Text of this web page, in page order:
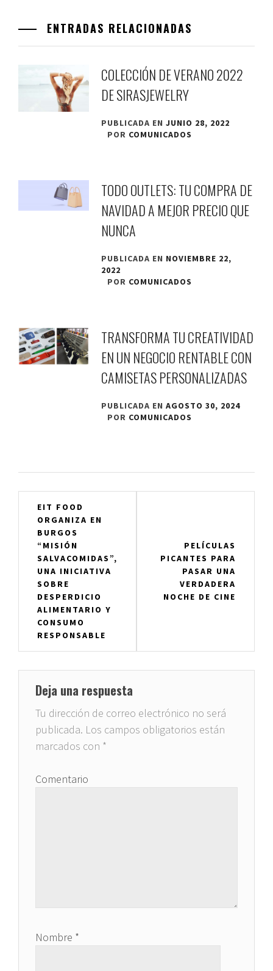
ENTRADAS RELACIONADAS
COLECCIÓN DE VERANO 2022
DE SIRASJEWELRY
PUBLICADA ENJUNIO 28, 2022
POR COMUNICADOS
TODO OUTLETS: TU COMPRA DE
NAVIDAD A MEJOR PRECIO QUE
NUNCA
PUBLICADA EN NOVIEMBRE 22,
2022
POR COMUNICADOS
TRANSFORMA TU CREATIVIDAD
EN UN NEGOCIO RENTABLE CON
CAMISETAS PERSONALIZADAS
PUBLICADA ENAGOSTO 30, 2024
POR COMUNICADOS
Navegación
entradas
EIT FOOD
ORGANIZA EN
BURGOS
“MISIÓN
SALVACOMIDAS”,
UNA INICIATIVA
SOBRE
DESPERDICIO
ALIMENTARIO Y
CONSUMO
RESPONSABLE
PELÍCULAS
PICANTES PARA
PASAR UNA
VERDADERA
NOCHE DE CINE
Deja una respuesta
Tu dirección de correo electrónico no será
publicada. Los campos obligatorios están
marcados con *
Comentario
Nombre *